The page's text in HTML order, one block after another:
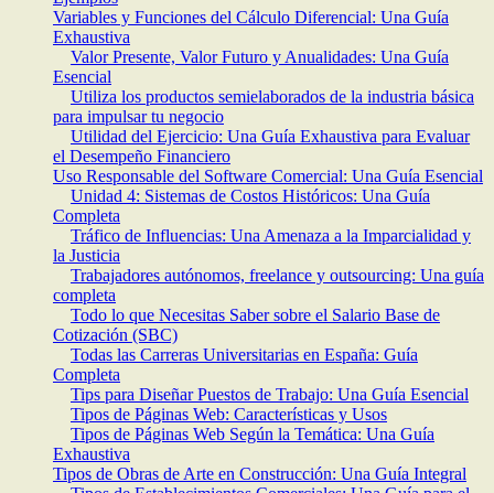
Variables y Funciones del Cálculo Diferencial: Una Guía
Exhaustiva
Valor Presente, Valor Futuro y Anualidades: Una Guía
Esencial
Utiliza los productos semielaborados de la industria básica
para impulsar tu negocio
Utilidad del Ejercicio: Una Guía Exhaustiva para Evaluar
el Desempeño Financiero
Uso Responsable del Software Comercial: Una Guía Esencial
Unidad 4: Sistemas de Costos Históricos: Una Guía
Completa
Tráfico de Influencias: Una Amenaza a la Imparcialidad y
la Justicia
Trabajadores autónomos, freelance y outsourcing: Una guía
completa
Todo lo que Necesitas Saber sobre el Salario Base de
Cotización (SBC)
Todas las Carreras Universitarias en España: Guía
Completa
Tips para Diseñar Puestos de Trabajo: Una Guía Esencial
Tipos de Páginas Web: Características y Usos
Tipos de Páginas Web Según la Temática: Una Guía
Exhaustiva
Tipos de Obras de Arte en Construcción: Una Guía Integral